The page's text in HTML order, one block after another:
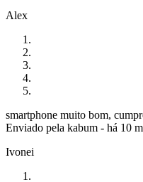
Alex
smartphone muito bom,
Enviado pela kabum - há 10
Ivonei